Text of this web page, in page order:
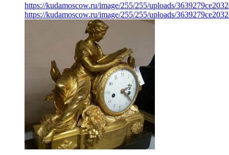
https://kudamoscow.ru/image/255/255/uploads/
https://kudamoscow.ru/image/255/255/uploads/